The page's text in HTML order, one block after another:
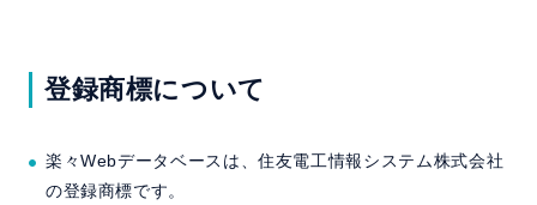
登録商標について
楽々Webデータベースは、住友電工情報システム株式会社
の登録商標です。